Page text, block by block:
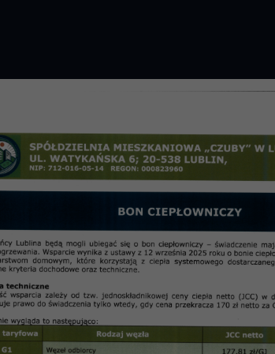
PRZETARGI
dnia 11.04.2018 r.